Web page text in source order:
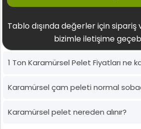
Tablo dışında değerler için sipariş
bizimle iletişime
1 Ton Karamürsel Pelet Fiyatları ne
Karamürsel çam peleti normal
Karamürsel pelet nereden alınır?